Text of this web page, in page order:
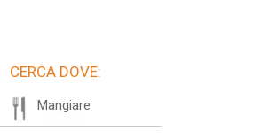
CERCA DOVE:
Mangiare